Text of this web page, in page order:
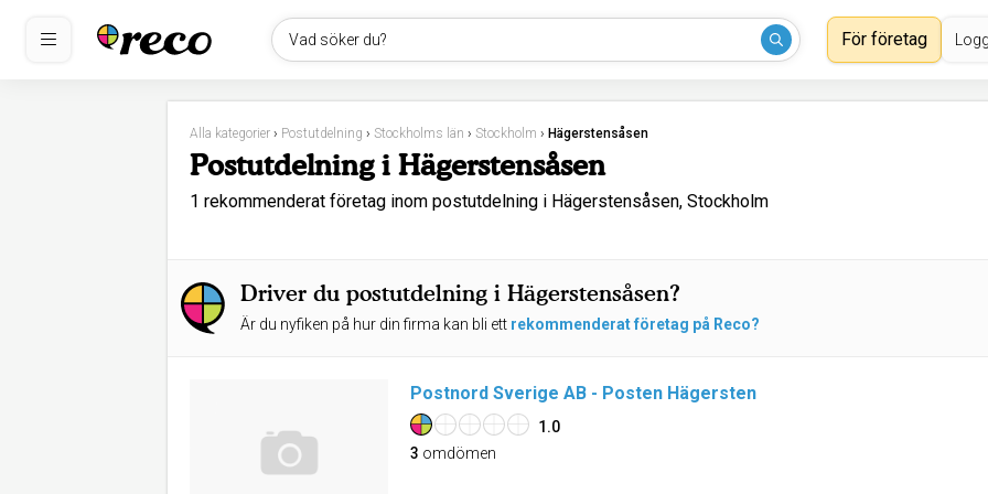
Vad söker du? För företag
Alla kategorier › Postutdelning › Stockholms län › Stockholm › Hägerstensåsen
Postutdelning i Hägerstensåsen
1 rekommenderat företag inom postutdelning i Hägerstensåsen, Stockholm
Driver du postutdelning i Hägerstensåsen?
Är du nyfiken på hur din firma kan bli ett rekommenderat företag på Reco?
Postnord Sverige AB - Posten Hägersten
1.0
3 omdömen